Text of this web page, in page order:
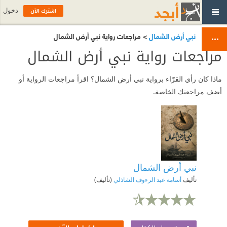
نبي أرض الشمال> مراجعات رواية نبي أرض الشمال
مراجعات رواية نبي أرض الشمال
ماذا كان رأي القرّاء برواية نبي أرض الشمال؟ اقرأ مراجعات الرواية أو
أضف مراجعتك الخاصة.
نبي أرض الشمال
تأليفأسامة عبد الرءوف الشاذلي (تأليف)
اشترك الآن دخول